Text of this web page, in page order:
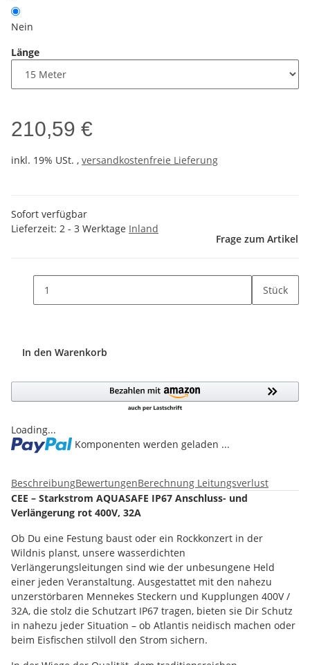
Nein
Länge
210,59 €
inkl. 19% USt. , versandkostenfreie Lieferung
Sofort verfügbar
Lieferzeit: 2 - 3 Werktage Inland
Frage zum Artikel
Stück
In den Warenkorb
Loading...
Komponenten werden geladen ...
BeschreibungBewertungenBerechnung Leitungsverlust
CEE – Starkstrom AQUASAFE IP67 Anschluss- und
Verlängerung rot 400V, 32A
Ob Du eine Festung baust oder ein Rockkonzert in der
Wildnis planst, unsere wasserdichten
Verlängerungsleitungen sind wie der unbesungene Held
einer jeden Veranstaltung. Ausgestattet mit den nahezu
unzerstörbaren Mennekes Steckern und Kupplungen 400V /
32A, die stolz die Schutzart IP67 tragen, bieten sie Dir Schutz
in nahezu jeder Situation – ob Atlantis neidisch machen oder
beim Eisfischen stilvoll den Strom sichern.